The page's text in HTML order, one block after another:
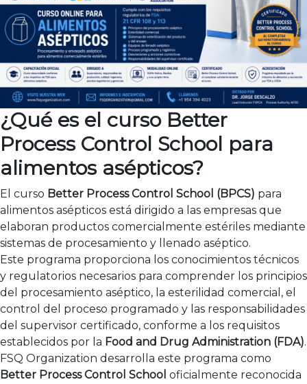
¿Qué es el curso Better
Process Control School para
alimentos asépticos?
El curso Better Process Control School (BPCS) para
alimentos asépticos está dirigido a las empresas que
elaboran productos comercialmente estériles mediante
sistemas de procesamiento y llenado aséptico.
Este programa proporciona los conocimientos técnicos
y regulatorios necesarios para comprender los principios
del procesamiento aséptico, la esterilidad comercial, el
control del proceso programado y las responsabilidades
del supervisor certificado, conforme a los requisitos
establecidos por la Food and Drug Administration (FDA).
FSQ Organization desarrolla este programa como
Better Process Control School oficialmente reconocida